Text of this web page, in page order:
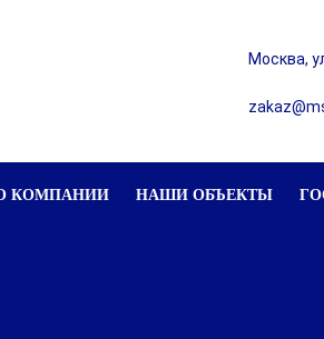
КОМПАНИИ НАШИ ОБЪЕКТЫ
Москва,